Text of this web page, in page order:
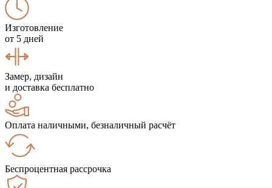
Изготовление
от 5 дней
Замер, дизайн
и доставка бесплатно
Оплата наличными, безналичный расчёт
Беспроцентная рассрочка